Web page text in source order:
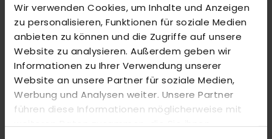
Wir verwenden Cookies, um Inhalte und Anzeigen
zu personalisieren, Funktionen für soziale Medien
anbieten zu können und die Zugriffe auf unsere
Website zu analysieren. Außerdem geben wir
Informationen zu Ihrer Verwendung unserer
Website an unsere Partner für soziale Medien,
Werbung und Analysen weiter. Unsere Partner
führen diese Informationen möglicherweise mit
weiteren Daten zusammen, die Sie ihnen
ÄHNLICHE PRODUKTE
Markieren Sie die Artikel, um Sie dem Warenkorb hinzuzufügen
oderAlle auswählen
adidas ForceBounce 2.0 W 22/23 blue
77,00 €
110,00 €
adidas RUZO .8 22/23 White/ Beam Green